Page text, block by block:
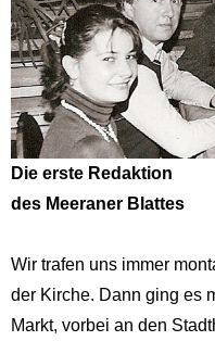
Die erste Redaktion
des Meeraner Blattes
Wir trafen uns immer
der Kirche. Dann ging es
Markt, vorbei an den